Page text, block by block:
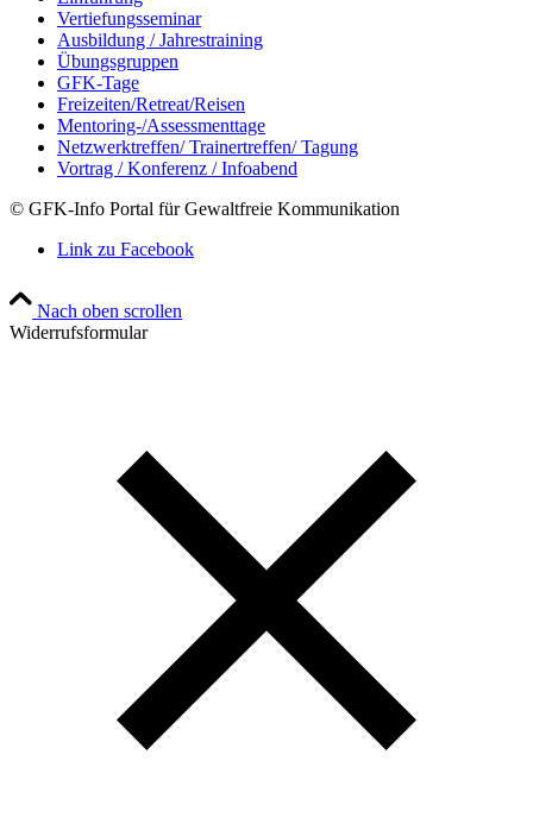
Vertiefungsseminar
Ausbildung / Jahrestraining
Übungsgruppen
GFK-Tage
Freizeiten/Retreat/Reisen
Mentoring-/Assessmenttage
Netzwerktreffen/ Trainertreffen/ Tagung
Vortrag / Konferenz / Infoabend
© GFK-Info Portal für Gewaltfreie Kommunikation
Link zu Facebook
Nach oben scrollen
Widerrufsformular